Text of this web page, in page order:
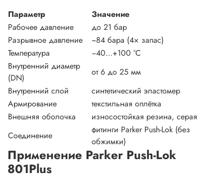
Параметр
Значение
Рабочее давление
до 21 бар
Разрывное давление
~84 бара (4× запас)
Температура
−40…+100 °C
Внутренний диаметр
(DN)
от 6 до 25 мм
Внутренний слой
синтетический эластомер
Армирование
текстильная оплётка
Внешняя оболочка
износостойкая резина, серая
Соединение
фитинги Parker Push-Lok (без
обжимки)
Применение Parker Push-Lok
801Plus